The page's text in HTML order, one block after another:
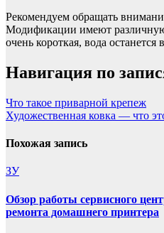
Рекомендуем обращать
Модификации имеют
очень короткая, вода останется
Навигация по
Что такое приварной крепеж
Художественная ковка — что
Похожая запись
ЗУ
Обзор работы сервисного
ремонта домашнего принтера